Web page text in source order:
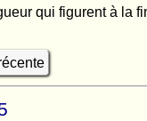
qui figurent à la